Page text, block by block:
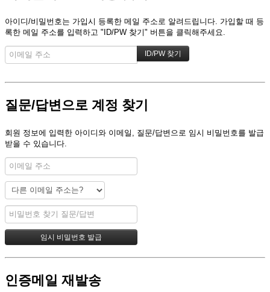
아이디/비밀번호는 가입시 등록한 메일 주소로 알려드립니다. 가입할 때 등
록한 메일 주소를 입력하고 "ID/PW 찾기" 버튼을 클릭해주세요.
질문/답변으로 계정 찾기
회원 정보에 입력한 아이디와 이메일, 질문/답변으로 임시 비밀번호를 발급
받을 수 있습니다.
인증메일 재발송